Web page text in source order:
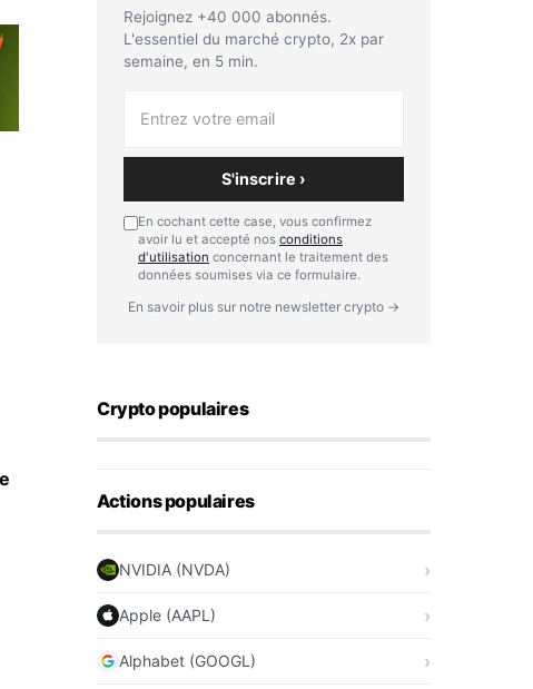
Rejoignez +40 000 abonnés.
L'essentiel du marché crypto, 2x par
semaine, en 5 min.
S'inscrire ›
En cochant cette case, vous confirmez
avoir lu et accepté nos conditions
d'utilisation concernant le traitement des
données soumises via ce formulaire.
En savoir plus sur notre newsletter crypto →
Crypto populaires
Actions populaires
NVIDIA (NVDA)
Apple (AAPL)
Alphabet (GOOGL)